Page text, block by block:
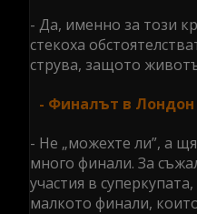
- Да, именно за този
стекоха
струва, защото
- Финалът в
- Не „можехте ли”, а
много финали. За
участия в
малкото финали,